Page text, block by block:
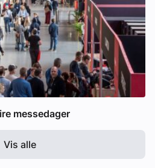
messedager
Vis alle